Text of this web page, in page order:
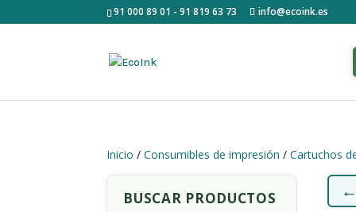
91 000 89 01 - 91 819 63 73 info@ecoink.es
Inicio /Consumibles de impresión /Cartuchos
BUSCAR PRODUCTOS